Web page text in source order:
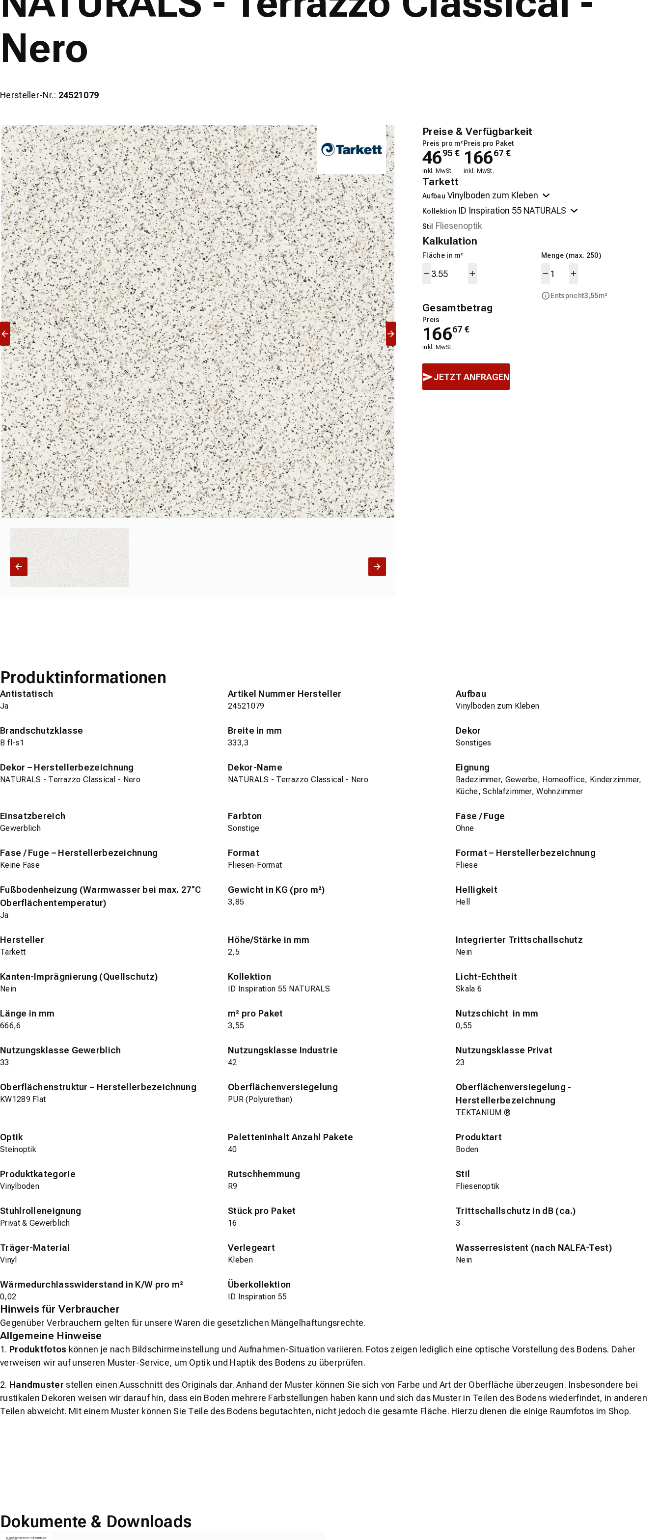
Nero
Hersteller-Nr.: 24521079
Preise & Verfügbarkeit
Preis pro m²
4695 €
inkl. MwSt.
Preis pro Paket
16667 €
inkl. MwSt.
Tarkett
Aufbau
Kollektion
Stil
Kalkulation
Fläche in m² Menge (max. 250)
Entspricht3,55m²
Gesamtbetrag
Preis
16667 €
inkl. MwSt.
JETZT ANFRAGEN
Produktinformationen
Antistatisch
Ja
Artikel Nummer Hersteller
24521079
Aufbau
Vinylboden zum Kleben
Brandschutzklasse
B fl-s1
Breite in mm
333,3
Dekor
Sonstiges
Dekor – Herstellerbezeichnung
NATURALS - Terrazzo Classical - Nero
Dekor-Name
NATURALS - Terrazzo Classical - Nero
Eignung
Badezimmer, Gewerbe, Homeoffice, Kinderzimmer,
Küche, Schlafzimmer, Wohnzimmer
Einsatzbereich
Gewerblich
Farbton
Sonstige
Fase / Fuge
Ohne
Fase / Fuge – Herstellerbezeichnung
Keine Fase
Format
Fliesen-Format
Format – Herstellerbezeichnung
Fliese
Fußbodenheizung (Warmwasser bei max. 27°C
Oberflächentemperatur)
Ja
Gewicht in KG (pro m²)
3,85
Helligkeit
Hell
Hersteller
Tarkett
Höhe/Stärke in mm
2,5
Integrierter Trittschallschutz
Nein
Kanten-Imprägnierung (Quellschutz)
Nein
Kollektion
ID Inspiration 55 NATURALS
Licht-Echtheit
Skala 6
Länge in mm
666,6
m² pro Paket
3,55
Nutzschicht in mm
0,55
Nutzungsklasse Gewerblich
33
Nutzungsklasse Industrie
42
Nutzungsklasse Privat
23
Oberflächenstruktur – Herstellerbezeichnung
KW1289 Flat
Oberflächenversiegelung
PUR (Polyurethan)
Oberflächenversiegelung -
Herstellerbezeichnung
TEKTANIUM ®
Optik
Steinoptik
Paletteninhalt Anzahl Pakete
40
Produktart
Boden
Produktkategorie
Vinylboden
Rutschhemmung
R9
Stil
Fliesenoptik
Stuhlrolleneignung
Privat & Gewerblich
Stück pro Paket
16
Trittschallschutz in dB (ca.)
3
Träger-Material
Vinyl
Verlegeart
Kleben
Wasserresistent (nach NALFA-Test)
Nein
Wärmedurchlasswiderstand in K/W pro m²
0,02
Überkollektion
ID Inspiration 55
Hinweis für Verbraucher
Gegenüber Verbrauchern gelten für unsere Waren die gesetzlichen Mängelhaftungsrechte.
Allgemeine Hinweise
1. Produktfotos können je nach Bildschirmeinstellung und Aufnahmen-Situation variieren. Fotos zeigen lediglich eine optische Vorstellung des Bodens. Daher
verweisen wir auf unseren Muster-Service, um Optik und Haptik des Bodens zu überprüfen.
2. Handmuster stellen einen Ausschnitt des Originals dar. Anhand der Muster können Sie sich von Farbe und Art der Oberfläche überzeugen. Insbesondere bei
rustikalen Dekoren weisen wir darauf hin, dass ein Boden mehrere Farbstellungen haben kann und sich das Muster in Teilen des Bodens wiederfindet, in anderen
Teilen abweicht. Mit einem Muster können Sie Teile des Bodens begutachten, nicht jedoch die gesamte Fläche. Hierzu dienen die einige Raumfotos im Shop.
Dokumente & Downloads